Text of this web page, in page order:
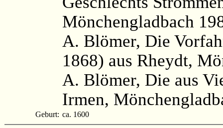
Mönchengladbach
A. Blömer, Die
1868) aus Rheydt,
A. Blömer, Die aus
Irmen,
Geburt: ca. 1600